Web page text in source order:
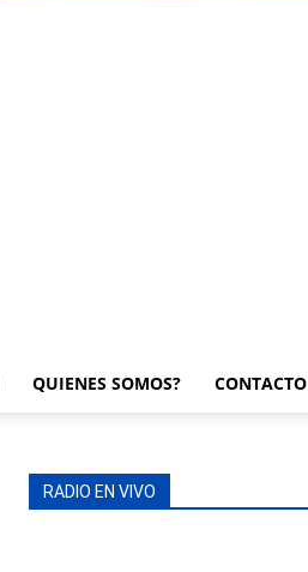
QUIENES SOMOS? CONTACTO
RADIO EN VIVO